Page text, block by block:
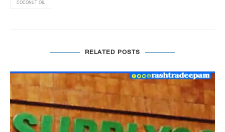
COCONUT OIL
RELATED POSTS